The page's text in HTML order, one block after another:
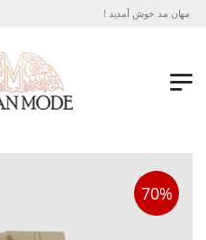
مهان مد خوش آمدید !
70%